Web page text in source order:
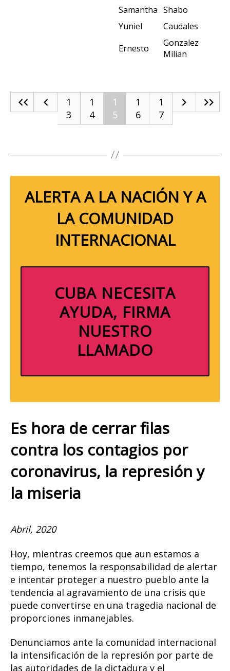
Samantha Shabo
Yuniel
Caudales
Ernesto
Gonzalez
Milian
1
3
1
4
1
5
1
6
1
7
ALERTA A LA NACIÓN Y A
LA COMUNIDAD
INTERNACIONAL
CUBA NECESITA
AYUDA, FIRMA
NUESTRO
LLAMADO
Es hora de cerrar filas
contra los contagios por
coronavirus, la represión y
la miseria
Abril, 2020
Hoy, mientras creemos que aun estamos a
tiempo, tenemos la responsabilidad de alertar
e intentar proteger a nuestro pueblo ante la
tendencia al agravamiento de una crisis que
puede convertirse en una tragedia nacional de
proporciones inmanejables.
Denunciamos ante la comunidad internacional
la intensificación de la represión por parte de
las autoridades de la dictadura y el